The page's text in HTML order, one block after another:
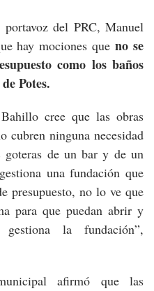
del PRC, Manuel
hay mociones queno se
como los baños
Potes.
cree que las obras
cubren ninguna necesidad
goteras de un bar y de un
una fundación que
presupuesto, no lo ve que
para que puedan abrir y
la fundación”,
afirmó que las